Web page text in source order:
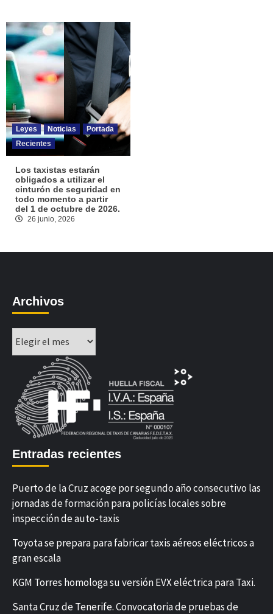
Leyes Noticias
Portada
Recientes
Los taxistas estarán
obligados a utilizar el
cinturón de seguridad en
todo momento a partir
del 1 de octubre de 2026.
26 junio, 2026
Archivos
Entradas recientes
Puerto de la Cruz acoge por segundo año consecutivo las
jornadas de formación para policías locales sobre
inspección de auto-taxis
Toyota se prepara para fabricar taxis aéreos eléctricos a
gran escala
KGM Torres homologa su versión EVX eléctrica para Taxi.
Santa Cruz de Tenerife. Convocatoria de pruebas de